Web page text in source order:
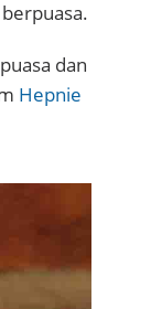
dan
Hepnie